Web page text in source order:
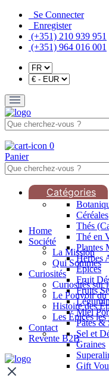
Se Connecter
Enregister
(+351) 210 939 951
(+351) 964 016 001
0
Panier
Catégories
Céréales
Thés
Thé en
Plantes
Herbes
Épices
Fruit
Fruits
Miel
Pâtes &
Sel et
Graines
Gift
Home
Société
La Mission
Qui Sommes
Curiosités
Curiosités sur
Le Pouvoir du
Histoire des
Les Épices
Contact
Revente B2B